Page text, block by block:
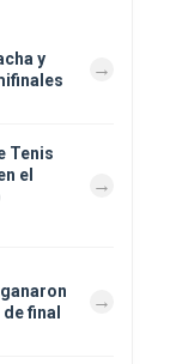
y
Tenis
el
final